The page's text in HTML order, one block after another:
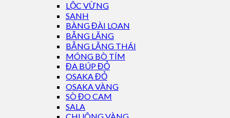
LỘC VỪNG
SANH
BÀNG ĐÀI LOAN
BẰNG LĂNG
BẰNG LĂNG THÁI
MÓNG BÒ TÍM
ĐA BÚP ĐỎ
OSAKA ĐỎ
OSAKA VÀNG
SÒ ĐO CAM
SALA
CHUÔNG VÀNG